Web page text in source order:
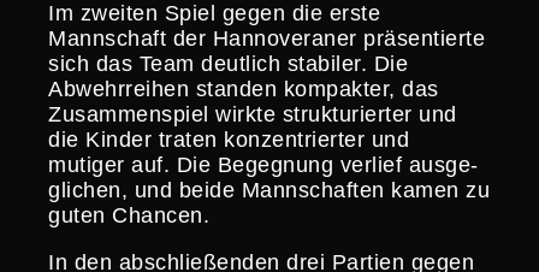
Im zweiten Spiel gegen die erste
Mannschaft der Hanno­ve­raner präsen­tierte
sich das Team deutlich stabiler. Die
Abwehr­reihen standen kompakter, das
Zusam­men­spiel wirkte struk­tu­rierter und
die Kinder traten konzen­trierter und
mutiger auf. Die Begegnung verlief ausge­
gli­chen, und beide Mannschaften kamen zu
guten Chancen.
In den abschlie­ßenden drei Partien gegen